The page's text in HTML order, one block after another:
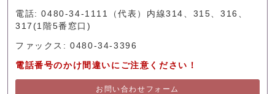
電話: 0480-34-1111（代表）内線314、315、316、
317(1階5番窓口)
ファックス: 0480-34-3396
電話番号のかけ間違いにご注意ください！
お問い合わせフォーム